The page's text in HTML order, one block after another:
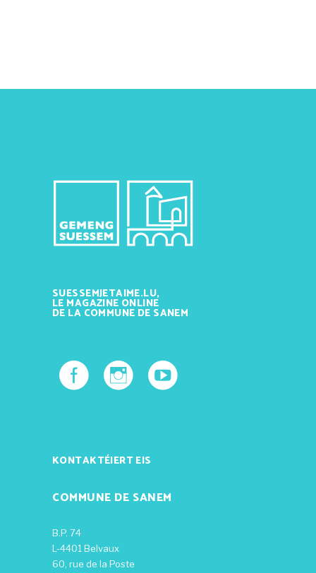
SUESSEMJETAIME.LU,
LE MAGAZINE ONLINE
DE LA COMMUNE DE SANEM
KONTAKTÉIERT EIS
COMMUNE DE SANEM
B.P. 74
L-4401 Belvaux
60, rue de la Poste